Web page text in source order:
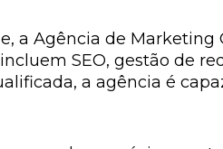
a Agência de Marketing
SEO, gestão de
a agência é